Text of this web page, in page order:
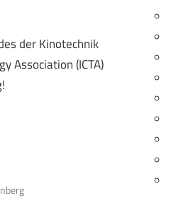
der Kinotechnik
Association (ICTA)